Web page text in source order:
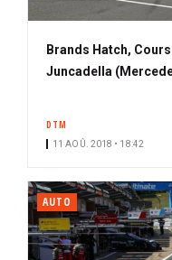
Brands Hatch,
Juncadella
DTM
11 AOÛ. 2018 • 18:42
AUTO